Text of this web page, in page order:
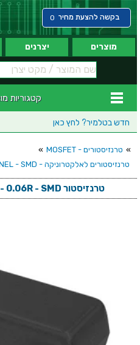
בקשה להצעת מחיר 0
מוצרים יצרנים
קטגוריות
חדש בטלמיר? לחץ כאן
» טרנזיסטורים - MOSFET
»
טרנזיסטורים לאלקטרוניקה - SOT-23 - N CHANNEL - SMD
טרנזיסטור N CHANNEL - 20V 4A - 0.06R - SMD